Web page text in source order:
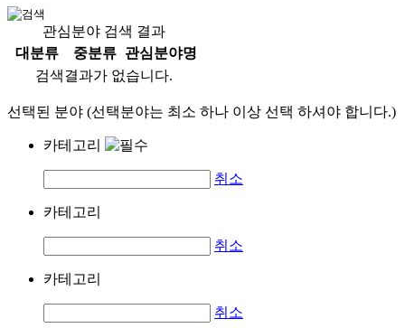
관심분야 검색 결과
대분류
중분류
관심분야명
검색결과가 없습니다.
선택된 분야 (선택분야는 최소 하나 이상 선택 하셔야 합니다.)
카테고리
취소
카테고리
취소
카테고리
취소